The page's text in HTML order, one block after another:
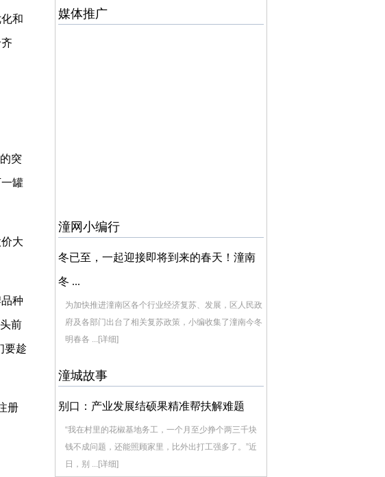
和
突
罐
大
种
前
要趁
册
媒体推广
潼网小编行
冬已至，一起迎接即将到来的春天！潼南
冬 ...
为加快推进潼南区各个行业经济复苏、发展，区人民政
府及各部门出台了相关复苏政策，小编收集了潼南今冬
明春各 ...[详细]
潼城故事
别口：产业发展结硕果精准帮扶解难题
“我在村里的花椒基地务工，一个月至少挣个两三千块
钱不成问题，还能照顾家里，比外出打工强多了。”近
日，别 ...[详细]